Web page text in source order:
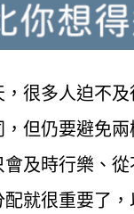
很多人迫不
但仍要避免
及時行樂、
就很重要了